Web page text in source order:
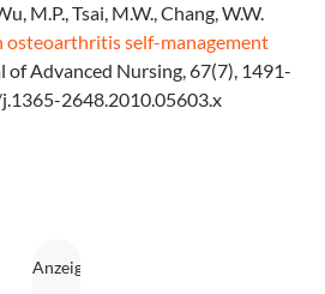
M.P., Tsai, M.W., Chang, W.W.
osteoarthritis self-management
of Advanced Nursing, 67(7), 1491-
2648.2010.05603.x